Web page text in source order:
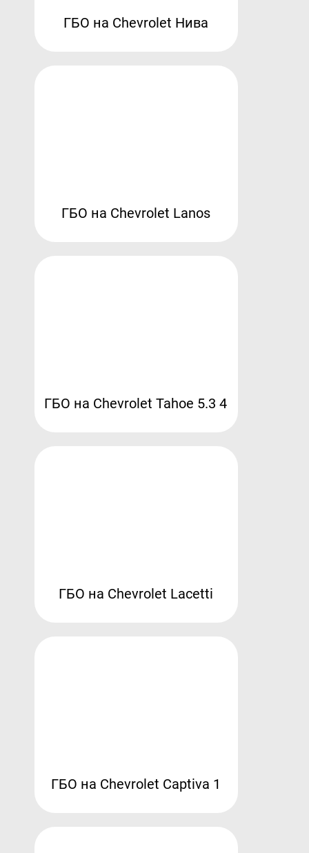
ГБО на Chevrolet Нива
ГБО на Chevrolet Lanos
ГБО на Chevrolet Tahoe 5.3 4
ГБО на Chevrolet Lacetti
ГБО на Chevrolet Captiva 1